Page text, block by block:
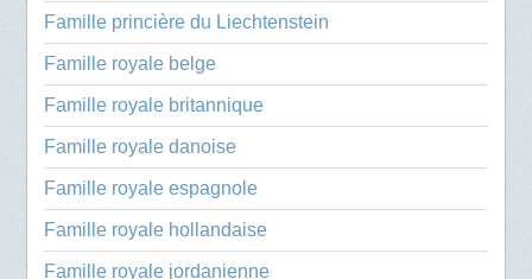
Famille princière du Liechtenstein
Famille royale belge
Famille royale britannique
Famille royale danoise
Famille royale espagnole
Famille royale hollandaise
Famille royale jordanienne